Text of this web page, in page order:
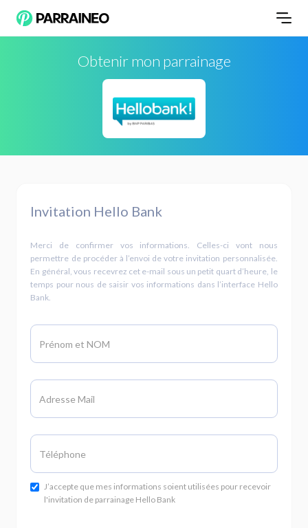
Obtenir mon parrainage
Invitation Hello Bank
Merci de confirmer vos informations. Celles-ci vont nous
permettre de procéder à l’envoi de votre invitation personnalisée.
En général, vous recevrez cet e-mail sous un petit quart d’heure, le
temps pour nous de saisir vos informations dans l’interface Hello
Bank.
J’accepte que mes informations soient utilisées pour recevoir
l'invitation de parrainage Hello Bank